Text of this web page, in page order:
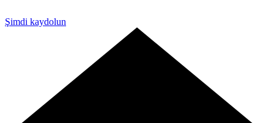
Şimdi kaydolun